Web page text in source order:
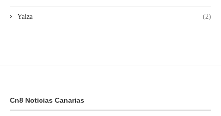
Yaiza (2)
Cn8 Noticias Canarias